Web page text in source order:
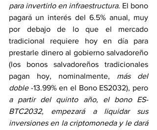
para invertirlo en infraestructura. El bono
pagará un interés del 6.5% anual, muy
por debajo de lo que el mercado
tradicional requiere hoy en día para
prestarle dinero al gobierno salvadoreño
(los bonos salvadoreños tradicionales
pagan hoy, nominalmente, más del
doble
a partir del quinto año, el bono ES-
BTC2032, empezará a liquidar sus
inversiones en la criptomoneda y le dará